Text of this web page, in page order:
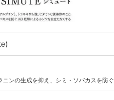
ニンの生成を抑え、シミ・ソバカスを防ぐ